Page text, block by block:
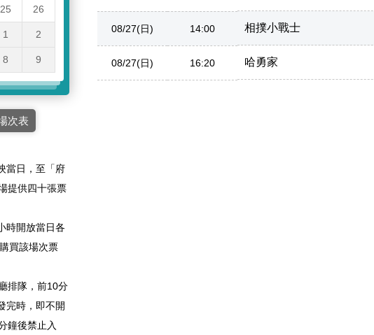
25 26
1 2
8 9
次表
當日，至「府
提供四十張票
時開放當日各
買該場次票
排隊，前10分
完時，即不開
鐘後禁止入
08/27(日) 14:00 相撲小戰士
08/27(日) 16:20 哈勇家